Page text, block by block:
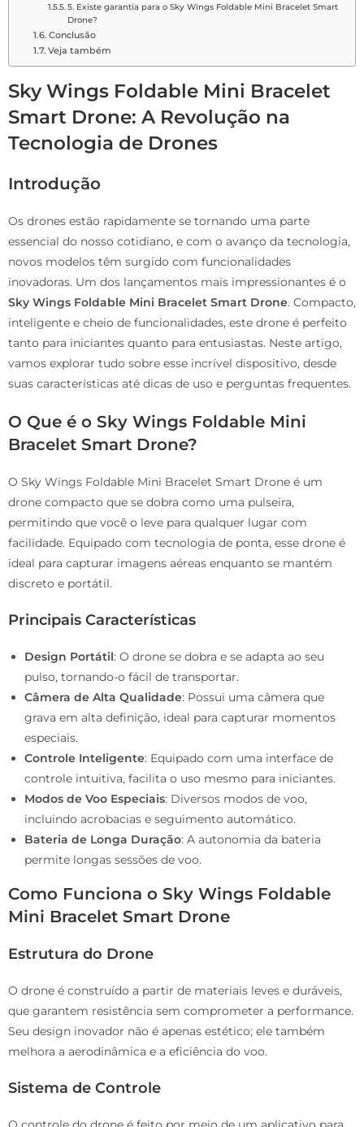
5. Existe garantia para o Sky Wings Foldable Mini Bracelet Smart
Drone?
Conclusão
Veja também
Sky Wings Foldable Mini Bracelet
Smart Drone: A Revolução na
Tecnologia de Drones
Introdução
Os drones estão rapidamente se tornando uma parte
essencial do nosso cotidiano, e com o avanço da tecnologia,
novos modelos têm surgido com funcionalidades
inovadoras. Um dos lançamentos mais impressionantes é o
Sky Wings Foldable Mini Bracelet Smart Drone. Compacto,
inteligente e cheio de funcionalidades, este drone é perfeito
tanto para iniciantes quanto para entusiastas. Neste artigo,
vamos explorar tudo sobre esse incrível dispositivo, desde
suas características até dicas de uso e perguntas frequentes.
O Que é o Sky Wings Foldable Mini
Bracelet Smart Drone?
O Sky Wings Foldable Mini Bracelet Smart Drone é um
drone compacto que se dobra como uma pulseira,
permitindo que você o leve para qualquer lugar com
facilidade. Equipado com tecnologia de ponta, esse drone é
ideal para capturar imagens aéreas enquanto se mantém
discreto e portátil.
Principais Características
Design Portátil: O drone se dobra e se adapta ao seu
pulso, tornando-o fácil de transportar.
Câmera de Alta Qualidade: Possui uma câmera que
grava em alta definição, ideal para capturar momentos
especiais.
Controle Inteligente: Equipado com uma interface de
controle intuitiva, facilita o uso mesmo para iniciantes.
Modos de Voo Especiais: Diversos modos de voo,
incluindo acrobacias e seguimento automático.
Bateria de Longa Duração: A autonomia da bateria
permite longas sessões de voo.
Como Funciona o Sky Wings Foldable
Mini Bracelet Smart Drone
Estrutura do Drone
O drone é construído a partir de materiais leves e duráveis,
que garantem resistência sem comprometer a performance.
Seu design inovador não é apenas estético; ele também
melhora a aerodinâmica e a eficiência do voo.
Sistema de Controle